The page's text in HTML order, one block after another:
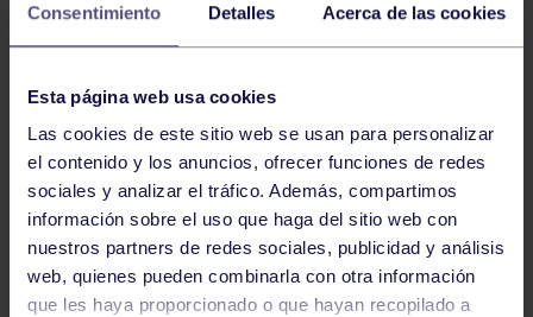
Consentimiento Detalles Acerca de las cookies
Esta página web usa cookies
Las cookies de este sitio web se usan para personalizar
el contenido y los anuncios, ofrecer funciones de redes
sociales y analizar el tráfico. Además, compartimos
información sobre el uso que haga del sitio web con
nuestros partners de redes sociales, publicidad y análisis
web, quienes pueden combinarla con otra información
que les haya proporcionado o que hayan recopilado a
FEBRERO
14:00h RGCC
CTO ASTURIAS VETERANAS: RGCC – CENTRO
ASTURIANO
469 470 471 472 473 474 475